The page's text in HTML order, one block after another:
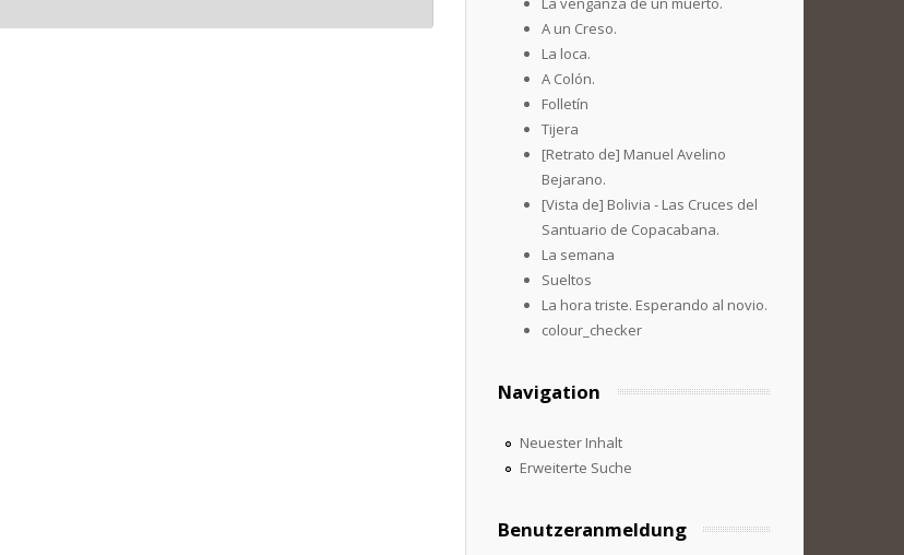
A un Creso.
La loca.
A Colón.
Folletín
Tijera
[Retrato de] Manuel Avelino
Bejarano.
[Vista de] Bolivia - Las Cruces del
Santuario de Copacabana.
La semana
Sueltos
La hora triste. Esperando al novio.
colour_checker
Navigation
Neuester Inhalt
Erweiterte Suche
Benutzeranmeldung